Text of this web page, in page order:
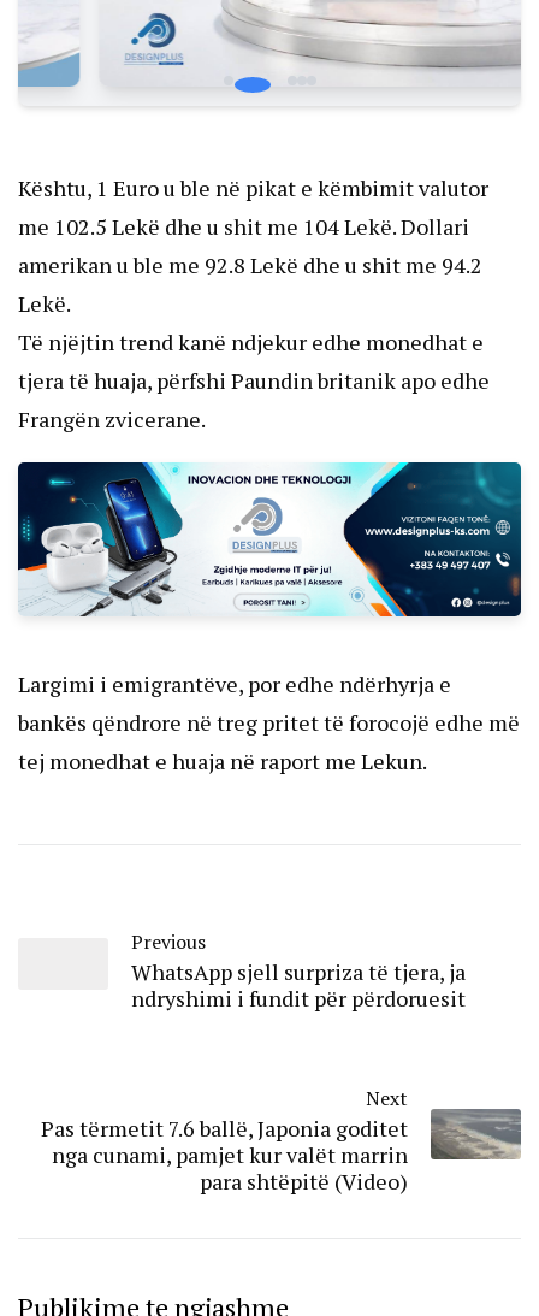
Kështu, 1 Euro u ble në pikat e këmbimit valutor
me 102.5 Lekë dhe u shit me 104 Lekë. Dollari
amerikan u ble me 92.8 Lekë dhe u shit me 94.2
Lekë.
Të njëjtin trend kanë ndjekur edhe monedhat e
tjera të huaja, përfshi Paundin britanik apo edhe
Frangën zvicerane.
Largimi i emigrantëve, por edhe ndërhyrja e
bankës qëndrore në treg pritet të forocojë edhe më
tej monedhat e huaja në raport me Lekun.
Previous
WhatsApp sjell surpriza të tjera, ja
ndryshimi i fundit për përdoruesit
Next
Pas tërmetit 7.6 ballë, Japonia goditet
nga cunami, pamjet kur valët marrin
para shtëpitë (Video)
Publikime te ngjashme